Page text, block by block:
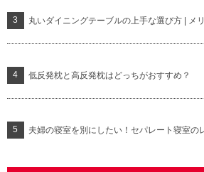
丸いダイニングテーブルの上手な選び方 | メ
低反発枕と高反発枕はどっちがおすすめ？
夫婦の寝室を別にしたい！セパレート寝室の